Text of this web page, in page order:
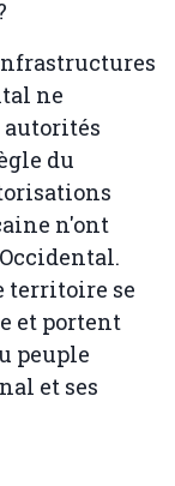
ne
autorités
du
n'ont
territoire se
et portent
peuple
et ses